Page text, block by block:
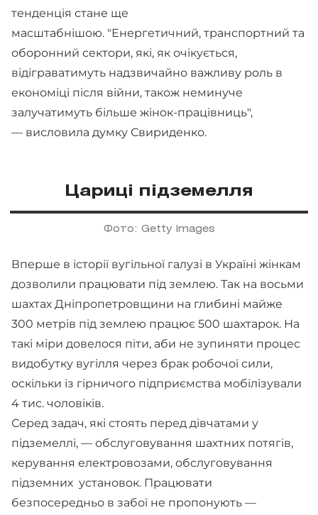
тенденція стане ще
масштабнішою. "Енергетичний, транспортний та
оборонний сектори, які, як очікується,
відіграватимуть надзвичайно важливу роль в
економіці після війни, також неминуче
залучатимуть більше жінок-працівниць",
— висловила думку Свириденко.
Цариці підземелля
Фото: Getty Images
Вперше в історії вугільної галузі в Україні жінкам
дозволили працювати під землею. Так на восьми
шахтах Дніпропетровщини на глибині майже
300 метрів під землею працює 500 шахтарок. На
такі міри довелося піти, аби не зупиняти процес
видобутку вугілля через брак робочої сили,
оскільки із гірничого підприємства мобілізували
4 тис. чоловіків.
Серед задач, які стоять перед дівчатами у
підземеллі, — обслуговування шахтних потягів,
керування електровозами, обслуговування
підземних установок. Працювати
безпосередньо в забої не пропонують —